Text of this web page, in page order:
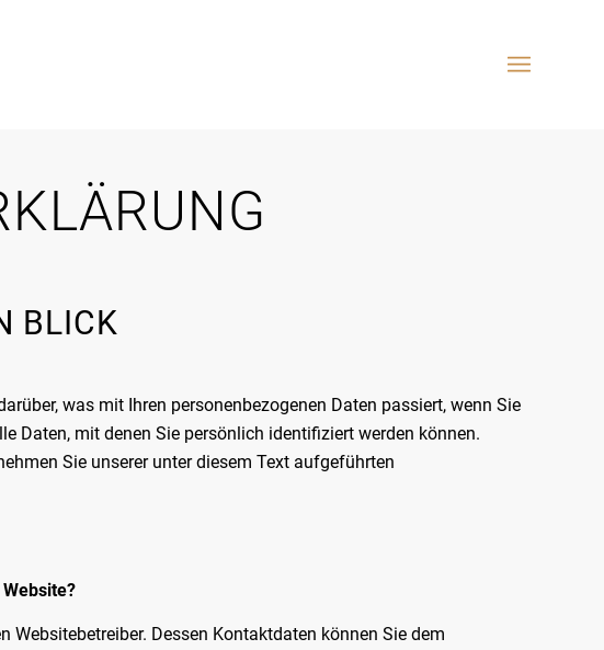
BLICK
was mit Ihren personenbezogenen Daten passiert, wenn Sie
Daten, mit denen Sie persönlich identifiziert werden können.
Sie unserer unter diesem Text aufgeführten
Dessen Kontaktdaten können Sie dem